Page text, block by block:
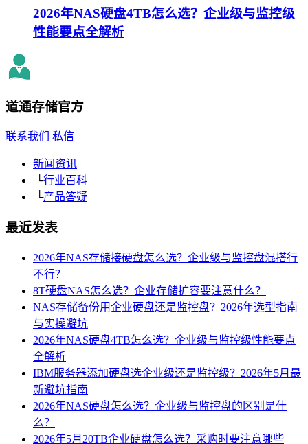
2026年NAS硬盘4TB怎么选？企业级与监控级
性能要点全解析
道通存储官方
联系我们 私信
新闻资讯
└行业百科
└产品答疑
最近发表
2026年NAS存储接硬盘怎么选？企业级与监控盘混搭行
不行？
8T硬盘NAS怎么选？企业存储扩容要注意什么？
NAS存储备份用企业硬盘还是监控盘？2026年选型指南
与实操避坑
2026年NAS硬盘4TB怎么选？企业级与监控级性能要点
全解析
IBM服务器添加硬盘选企业级还是监控级？2026年5月最
新避坑指南
2026年NAS硬盘怎么选？企业级与监控盘的区别是什
么？
2026年5月20TB企业硬盘怎么选？采购时要注意哪些